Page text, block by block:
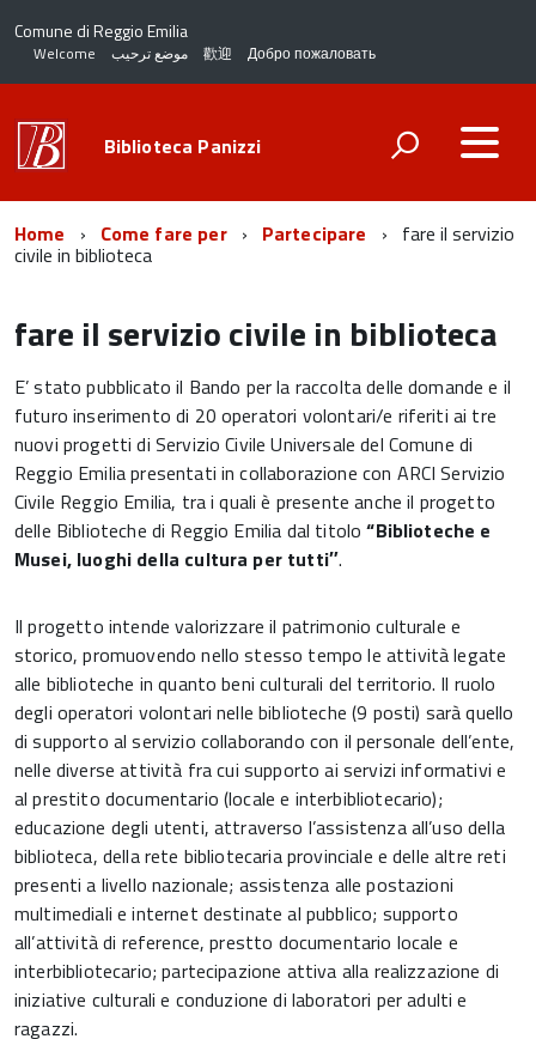
Comune di Reggio Emilia
Welcome موضع ترحيب 歡迎 Добро пожаловать
Biblioteca Panizzi
Home Come fare per Partecipare fare il servizio
civile in biblioteca
fare il servizio civile in biblioteca
E’ stato pubblicato il Bando per la raccolta delle domande e il
futuro inserimento di 20 operatori volontari/e riferiti ai tre
nuovi progetti di Servizio Civile Universale del Comune di
Reggio Emilia presentati in collaborazione con ARCI Servizio
Civile Reggio Emilia, tra i quali è presente anche il progetto
delle Biblioteche di Reggio Emilia dal titolo“Biblioteche e
Musei, luoghi della cultura per tutti″.
Il progetto intende valorizzare il patrimonio culturale e
storico, promuovendo nello stesso tempo le attività legate
alle biblioteche in quanto beni culturali del territorio. Il ruolo
degli operatori volontari nelle biblioteche (9 posti) sarà quello
di supporto al servizio collaborando con il personale dell’ente,
nelle diverse attività fra cui supporto ai servizi informativi e
al prestito documentario (locale e interbibliotecario);
educazione degli utenti, attraverso l’assistenza all’uso della
biblioteca, della rete bibliotecaria provinciale e delle altre reti
presenti a livello nazionale; assistenza alle postazioni
multimediali e internet destinate al pubblico; supporto
all’attività di reference, prestto documentario locale e
interbibliotecario; partecipazione attiva alla realizzazione di
iniziative culturali e conduzione di laboratori per adulti e
ragazzi.